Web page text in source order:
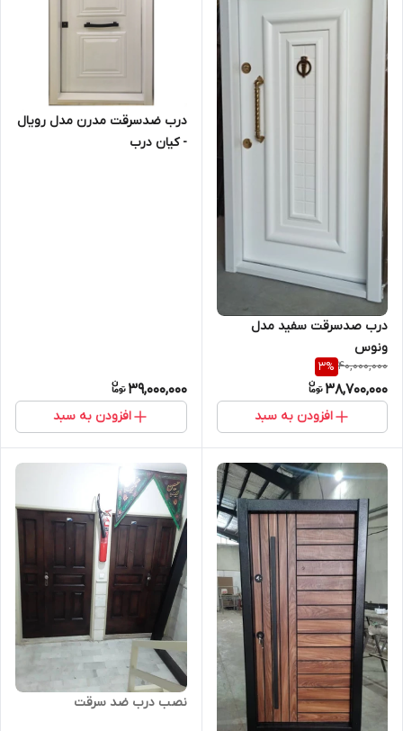
درب صدسرقت سفید مدل
ونوس
40,000,000
3%
38,700,000
افزودن به سبد
درب ضدسرقت مدرن مدل رویال
- کیان درب
39,000,000
افزودن به سبد
نصب درب ضد سرقت